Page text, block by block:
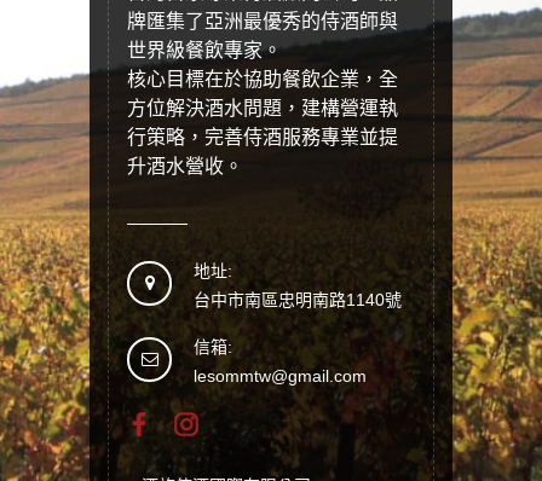
牌匯集了亞洲最優秀的侍酒師與
世界級餐飲專家。
核心目標在於協助餐飲企業，全
方位解決酒水問題，建構營運執
行策略，完善侍酒服務專業並提
升酒水營收。
地址:
台中市南區忠明南路1140號
信箱:
lesommtw@gmail.com